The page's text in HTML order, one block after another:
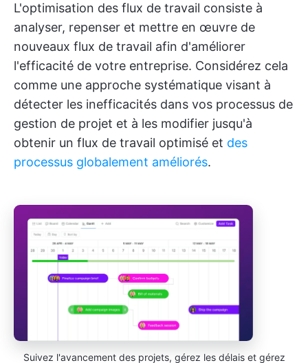
L'optimisation des flux de travail consiste à
analyser, repenser et mettre en œuvre de
nouveaux flux de travail afin d'améliorer
l'efficacité de votre entreprise. Considérez cela
comme une approche systématique visant à
détecter les inefficacités dans vos processus de
gestion de projet et à les modifier jusqu'à
obtenir un flux de travail optimisé et des
processus globalement améliorés.
Suivez l'avancement des projets, gérez les délais et gérez